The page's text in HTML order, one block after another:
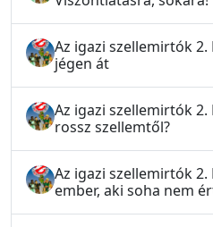
Az igazi szellemirtók 2.
jégen át
Az igazi szellemirtók 2.
rossz szellemtől?
Az igazi szellemirtók 2.
ember, aki soha nem